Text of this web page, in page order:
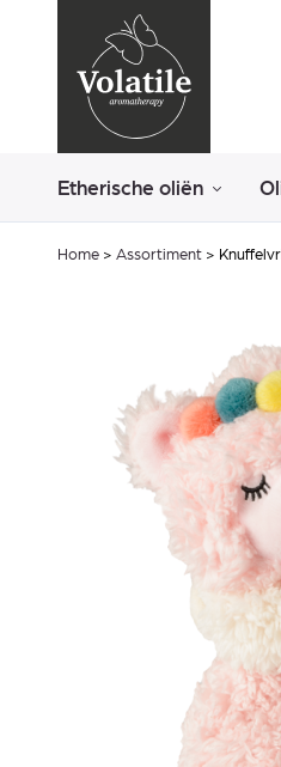
Etherische oliën
Home > Assortiment >